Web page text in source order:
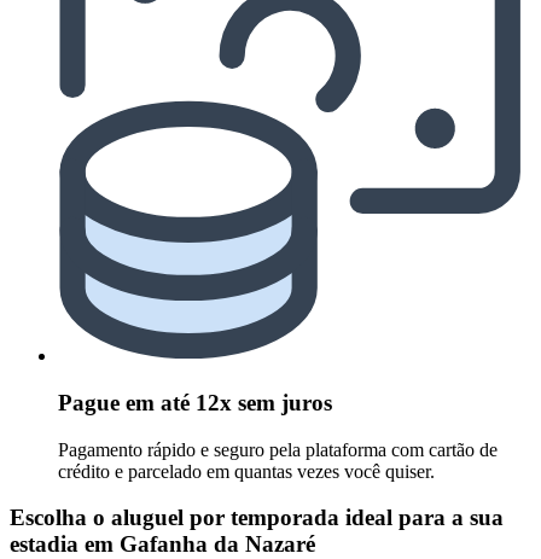
Pague em até 12x sem juros
Pagamento rápido e seguro pela plataforma com cartão de
crédito e parcelado em quantas vezes você quiser.
Escolha o aluguel por temporada ideal para a sua
estadia em Gafanha da Nazaré